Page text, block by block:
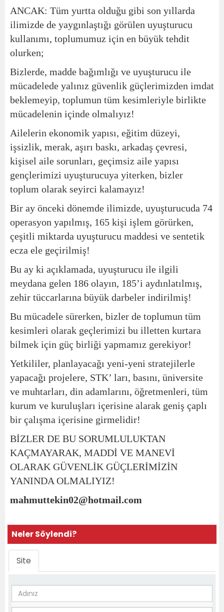
ANCAK: Tüm yurtta olduğu gibi son yıllarda
ilimizde de yaygınlaştığı görülen uyuşturucu
kullanımı, toplumumuz için en büyük tehdit
olurken;
Bizlerde, madde bağımlığı ve uyuşturucu ile
mücadelede yalınız güvenlik güçlerimizden imdat
beklemeyip, toplumun tüm kesimleriyle birlikte
mücadelenin içinde olmalıyız!
Ailelerin ekonomik yapısı, eğitim düzeyi,
işsizlik, merak, aşırı baskı, arkadaş çevresi,
kişisel aile sorunları, geçimsiz aile yapısı
gençlerimizi uyuşturucuya yiterken, bizler
toplum olarak seyirci kalamayız!
Bir ay önceki dönemde ilimizde, uyuşturucuda 74
operasyon yapılmış, 165 kişi işlem görürken,
çeşitli miktarda uyuşturucu maddesi ve sentetik
ecza ele geçirilmiş!
Bu ay ki açıklamada, uyuşturucu ile ilgili
meydana gelen 186 olayın, 185’i aydınlatılmış,
zehir tüccarlarına büyük darbeler indirilmiş!
Bu mücadele sürerken, bizler de toplumun tüm
kesimleri olarak geçlerimizi bu illetten kurtara
bilmek için güç birliği yapmamız gerekiyor!
Yetkililer, planlayacağı yeni-yeni stratejilerle
yapacağı projelere, STK’ ları, basını, üniversite
ve muhtarları, din adamlarını, öğretmenleri, tüm
kurum ve kuruluşları içerisine alarak geniş çaplı
bir çalışma içerisine girmelidir!
BİZLER DE BU SORUMLULUKTAN
KAÇMAYARAK, MADDİ VE MANEVİ
OLARAK GÜVENLİK GÜÇLERİMİZİN
YANINDA OLMALIYIZ!
mahmuttekin02@hotmail.com
Neler Söylendi?
Site